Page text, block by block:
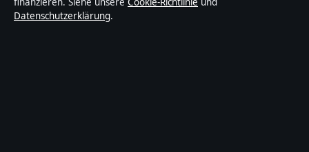
Technik und Gesellschaft in Deutschland. Jeder Artikel
Datenschutzerklärung.